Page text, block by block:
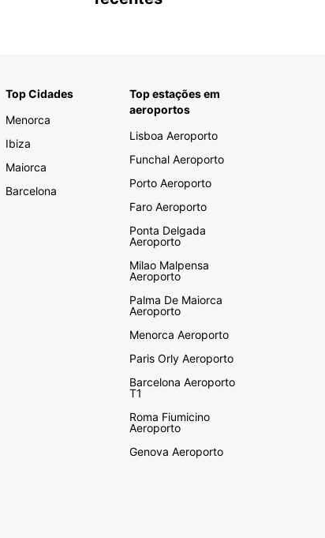
Top Cidades
Menorca
Ibiza
Maiorca
Barcelona
Top estações em
aeroportos
Lisboa Aeroporto
Funchal Aeroporto
Porto Aeroporto
Faro Aeroporto
Ponta Delgada
Aeroporto
Milao Malpensa
Aeroporto
Palma De Maiorca
Aeroporto
Menorca Aeroporto
Paris Orly Aeroporto
Barcelona Aeroporto
T1
Roma Fiumicino
Aeroporto
Genova Aeroporto